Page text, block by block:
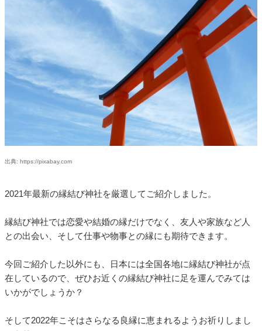
出典: https://pixabay.com
2021年最新の縁結び神社を厳選してご紹介しました。
縁結び神社では恋愛や結婚の縁だけでなく、友人や家族など人
との出会い、そして仕事や物事との縁にも期待できます。
今回ご紹介した以外にも、日本には全国各地に縁結び神社が点
在しているので、ぜひお近くの縁結び神社に足を運んでみては
いかがでしょうか？
そして2022年こそはさらなる良縁に恵まれるようお祈りしまし